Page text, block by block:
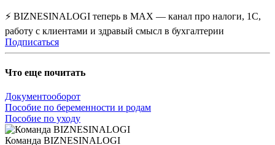
⚡ BIZNESINALOGI теперь в MAX — канал про налоги, 1С,
работу с клиентами и здравый смысл в бухгалтерии
Подписаться
Что еще почитать
Документооборот
Пособие по беременности и родам
Пособие по уходу
Команда BIZNESINALOGI